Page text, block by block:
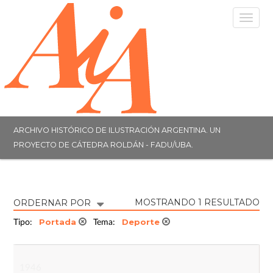
ARCHIVO HISTÓRICO DE ILUSTRACIÓN ARGENTINA. UN
PROYECTO DE CÁTEDRA ROLDÁN - FADU/UBA.
ORDERNAR POR MOSTRANDO 1 RESULTADO
Tipo: Portada Tema: Deporte